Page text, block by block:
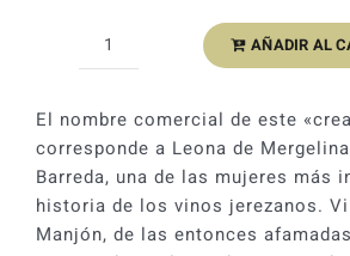
Leona
cantidad
AÑADIR AL
El nombre comercial de este
corresponde a Leona de
Barreda, una de las mujeres más
historia de los vinos jerezanos.
Manjón, de las entonces